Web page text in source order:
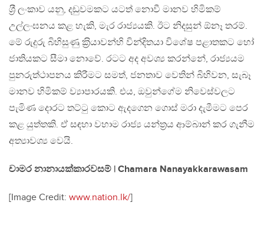
ශ‍්‍රී ලංකාව යනු, දඩුවමකට යටත් නොවී මානව හිමිකම්
උල්ලංඝනය කළ හැකි, මැර රාජ්‍යයකි. ඊට නිදසුන් ඕනෑ තරම්.
මේ රුදුරු බිහිසුණු ක‍්‍රියාවන්හි වින්දිතයා විශේෂ පළාතකට හෝ
ජාතියකට සීමා නොවේ. රටට අද අවශ්‍ය කරන්නේ, රාජ්‍යයම
පුනරුත්ථාපනය කිරීමට සමත්, ජනතාව වෙතින් බිහිවන, සැබෑ
මානව හිමිකම් ව්‍යාපාරයකි. එය, ඔවුන්ගේම නිවෙස්වලට
පැමිණ දොරට තට්ටු කොට ඇදගෙන ගොස් මරා දැමීමට පෙර
කළ යුත්තකි. ඒ සඳහා වහාම රාජ්‍ය යන්ත‍්‍රය ආම්බාන් කර ගැනීම
අත්‍යාවශ්‍ය වෙයි.
චාමර නානායක්කාරවසම් | Chamara Nanayakkarawasam
[Image Credit: www.nation.lk/]